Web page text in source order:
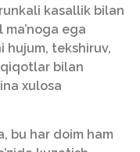
kasallik bilan
ega
hujum, tekshiruv,
bilan
xulosa
bu har doim ham